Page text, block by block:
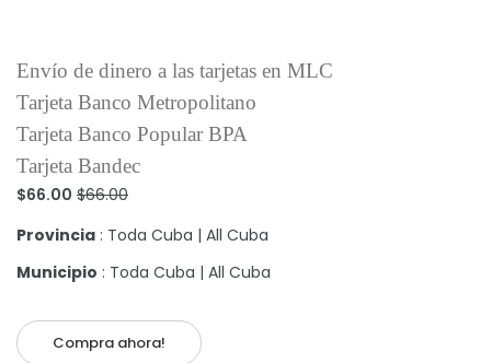
Envío de dinero a las tarjetas en MLC
Tarjeta Banco Metropolitano
Tarjeta Banco Popular BPA
Tarjeta Bandec
$66.00 $66.00
Provincia : Toda Cuba | All Cuba
Municipio : Toda Cuba | All Cuba
Compra ahora!